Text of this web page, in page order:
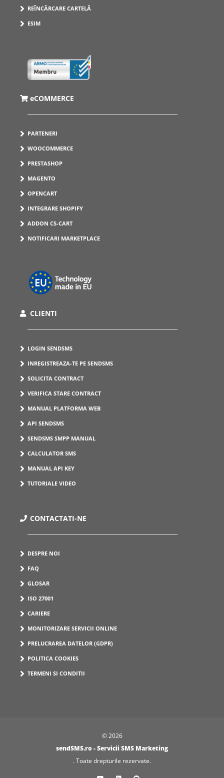
REÎNCĂRCARE CARTELĂ
ESIM
eCOMMERCE
PARTENERI
WOOCOMMERCE
PRESTASHOP
MAGENTO
OPENCART
INTEGRARE SHOPIFY
ADDON CS-CART
NOTIFICARI MARKETPLACE
CLIENTI
LOGIN SENDSMS
INREGISTREAZA-TE PE SENDSMS
SOLICITA CONTRACT
VERIFICA STARE CONTRACT
MANUAL PLATFORMA WEB
API SENDSMS
SENDSMS SMPP MANUAL
CALCULATOR SMS
MANUAL API KEY
TUTORIALE VIDEO
CONTACTATI-NE
DESPRE NOI
FAQ
GLOSAR
ISO 27001
CARIERE
MONITORIZARE SERVICII ONLINE
PRELUCRAREA DATELOR (GDPR)
POLITICA COOKIES
TERMENI SI CONDITII
© 2026
sendSMS.ro - Servicii SMS Marketing
. Toate drepturile rezervate.